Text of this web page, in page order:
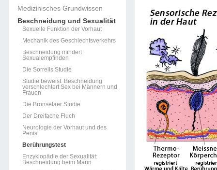
Medizinisches Grundwissen
Beschneidung und Sexualität
Sexuelle Funktion der Vorhaut
Mechanik des Geschlechtsverkehrs
Beschneidung mindert
Sexualempfinden
Die Sorrells Studie
Studie beweist: Beschneidung
verschlechtert Sex bei Männern und
Frauen
Die Bronselaer Studie
Der Dreifache Fluch
Neurologie der Vorhaut und des
Penis
Berührungstest
Enzyklopädie der Sexualität:
Beschneidung beim Mann